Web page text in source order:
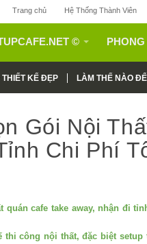
Trang chủ Hệ Thống Thành Viên
©
KẾ ĐẸP LÀM THẾ NÀO
Gói Nội
Chi Phí
quán cafe take away, nhận đi
công nội thất, đặc biệt